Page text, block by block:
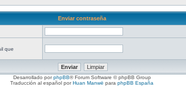
Enviar contraseña
que
Desarrollado porphpBB® Forum Software © phpBB Group
Traducción al español porHuan Manwë para phpBB España